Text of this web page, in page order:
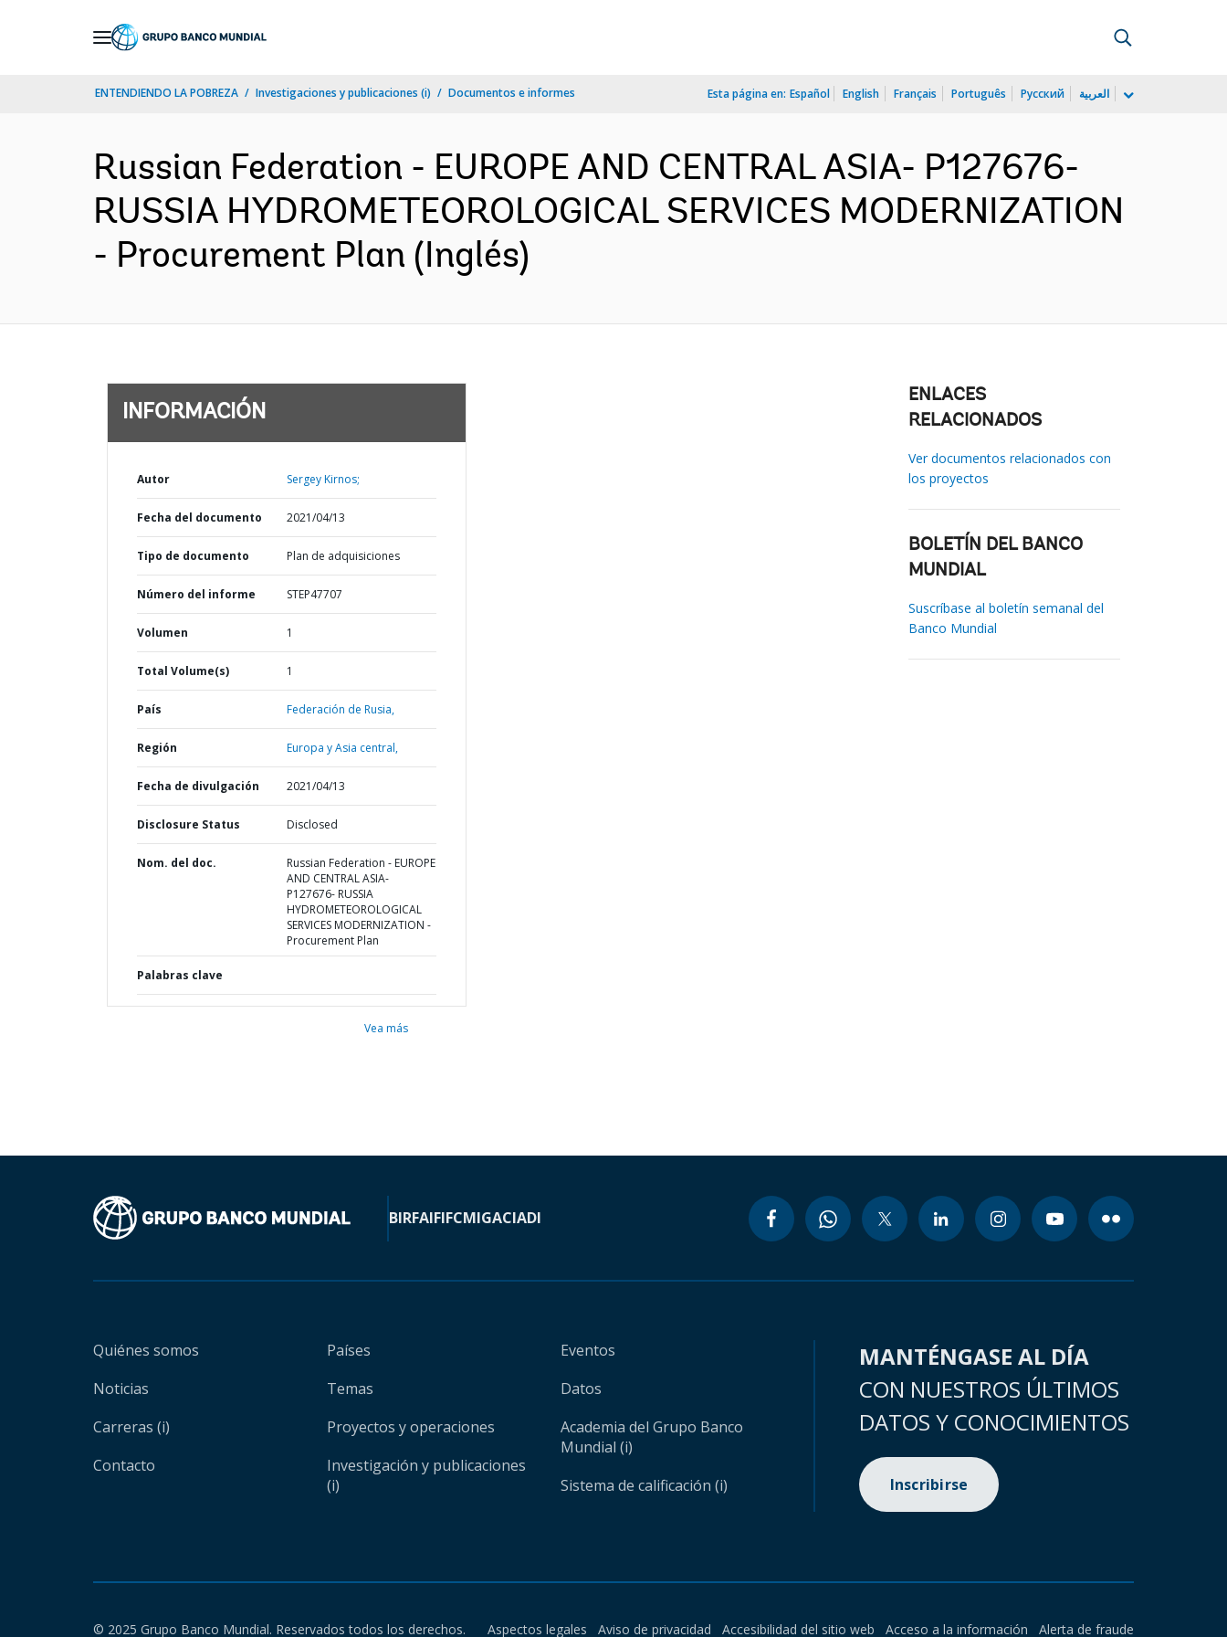
ENTENDIENDO LA POBREZA Investigaciones y publicaciones (i) Documentos e informes Esta página en: Español English Français Português Русский العربية
Russian Federation - EUROPE AND CENTRAL ASIA- P127676-
RUSSIA HYDROMETEOROLOGICAL SERVICES MODERNIZATION
- Procurement Plan (Inglés)
INFORMACIÓN
Autor Sergey Kirnos;
Fecha del documento 2021/04/13
Tipo de documento Plan de adquisiciones
Número del informe STEP47707
Volumen 1
Total Volume(s) 1
País Federación de Rusia,
Región Europa y Asia central,
Fecha de divulgación 2021/04/13
Disclosure Status Disclosed
Nom. del doc.
Russian Federation - EUROPE
AND CENTRAL ASIA-
P127676- RUSSIA
HYDROMETEOROLOGICAL
SERVICES MODERNIZATION -
Procurement Plan
Palabras clave
Vea más
ENLACES
RELACIONADOS
Ver documentos relacionados con
los proyectos
BOLETÍN DEL BANCO
MUNDIAL
Suscríbase al boletín semanal del
Banco Mundial
BIRFAIFIFCMIGACIADI
Quiénes somos
Noticias
Carreras (i)
Contacto
Países
Temas
Proyectos y operaciones
Investigación y publicaciones
(i)
Eventos
Datos
Academia del Grupo Banco
Mundial (i)
Sistema de calificación (i)
MANTÉNGASE AL DÍA
CON NUESTROS ÚLTIMOS
DATOS Y CONOCIMIENTOS
Inscribirse
© 2025 Grupo Banco Mundial. Reservados todos los derechos. Aspectos legales Aviso de privacidad Accesibilidad del sitio web Acceso a la información
Alerta de fraude